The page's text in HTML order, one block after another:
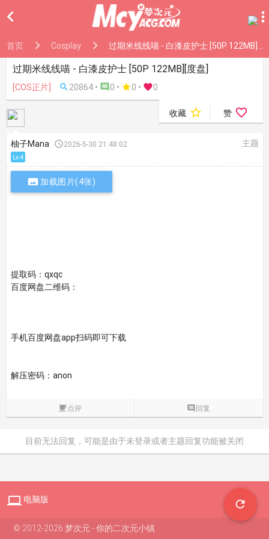

首页 Cosplay 过期米线线喵 - 白漆皮护士 [50P 122MB][度盘]
过期米线线喵 - 白漆皮护士 [50P 122MB][度盘]
[COS正片]  20864 •  0 • 0 • 0
收藏  赞 
柚子Mana 2026-5-30 21:48:02 主题
Lv.4
加载图片(4张)
提取码：qxqc
百度网盘二维码：
手机百度网盘app扫码即可下载
解压密码：anon
点评  回复
目前无法回复，可能是由于未登录或者主题回复功能被关闭

 电脑版
© 2012-2026 梦次元 - 你的二次元小镇